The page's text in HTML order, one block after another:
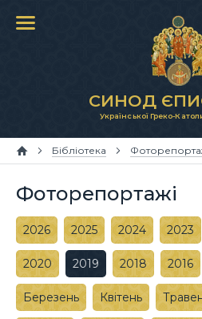
СИНОД
Української Греко-
Бібліотека
Фоторепортажі
2026 2025 2024 2023
2020 2019 2018 2016
Березень Квітень